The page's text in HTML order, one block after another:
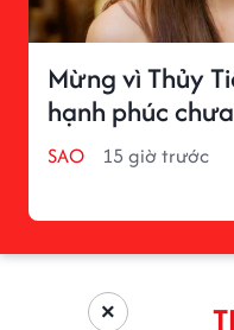
Mừng vì Thủy
hạnh phúc
SAO 15 giờ trước
×